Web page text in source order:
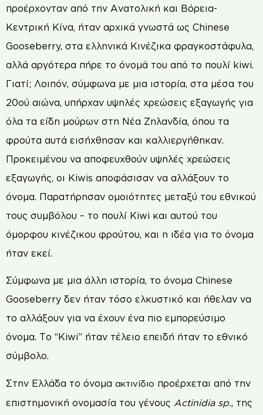
προέρχονταν από την Ανατολική και Βόρεια-
Κεντρική Κίνα, ήταν αρχικά γνωστά ως Chinese
Gooseberry, στα ελληνικά Κινέζικα φραγκοστάφυλα,
αλλά αργότερα πήρε το όνομά του από το πουλί kiwi.
Γιατί; Λοιπόν, σύμφωνα με μια ιστορία, στα μέσα του
20ού αιώνα, υπήρχαν υψηλές χρεώσεις εξαγωγής για
όλα τα είδη μούρων στη Νέα Ζηλανδία, όπου τα
φρούτα αυτά εισήχθησαν και καλλιεργήθηκαν.
Προκειμένου να αποφευχθούν υψηλές χρεώσεις
εξαγωγής, οι Kiwis αποφάσισαν να αλλάξουν το
όνομα. Παρατήρησαν ομοιότητες μεταξύ του εθνικού
τους συμβόλου – το πουλί Kiwi και αυτού του
όμορφου κινέζικου φρούτου, και η ιδέα για το όνομα
ήταν εκεί.
Σύμφωνα με μια άλλη ιστορία, το όνομα Chinese
Gooseberry δεν ήταν τόσο ελκυστικό και ήθελαν να
το αλλάξουν για να έχουν ένα πιο εμπορεύσιμο
όνομα. Το “Kiwi” ήταν τέλειο επειδή ήταν το εθνικό
σύμβολο.
Στην Ελλάδα το όνομα ακτινίδιο προέρχεται από την
επιστημονική ονομασία του γένους Actinidia sp., της